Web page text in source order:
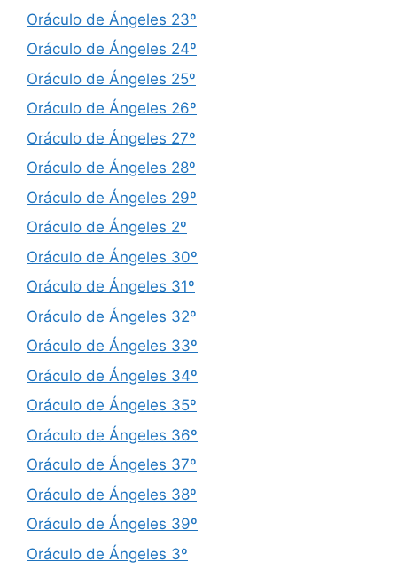
Oráculo de Ángeles 23º
Oráculo de Ángeles 24º
Oráculo de Ángeles 25º
Oráculo de Ángeles 26º
Oráculo de Ángeles 27º
Oráculo de Ángeles 28º
Oráculo de Ángeles 29º
Oráculo de Ángeles 2º
Oráculo de Ángeles 30º
Oráculo de Ángeles 31º
Oráculo de Ángeles 32º
Oráculo de Ángeles 33º
Oráculo de Ángeles 34º
Oráculo de Ángeles 35º
Oráculo de Ángeles 36º
Oráculo de Ángeles 37º
Oráculo de Ángeles 38º
Oráculo de Ángeles 39º
Oráculo de Ángeles 3º